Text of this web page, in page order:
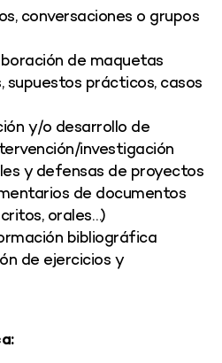
conversaciones o grupos
de maquetas
supuestos prácticos, casos
y/o desarrollo de
investigación
y defensas de proyectos
de documentos
orales…)
bibliográfica
de ejercicios y